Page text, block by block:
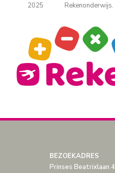
2025
Rekenonderwijs.
BEZOEKADRES
Prinses Beatrixlaan 4